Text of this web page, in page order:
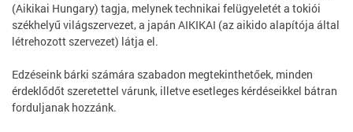
(Aikikai Hungary) tagja, melynek technikai felügyeletét a tokiói
székhelyű világszervezet, a japán AIKIKAI (az aikido alapítója által
létrehozott szervezet) látja el.
Edzéseink bárki számára szabadon megtekinthetőek, minden
érdeklődőt szeretettel várunk, illetve esetleges kérdéseikkel bátran
forduljanak hozzánk.